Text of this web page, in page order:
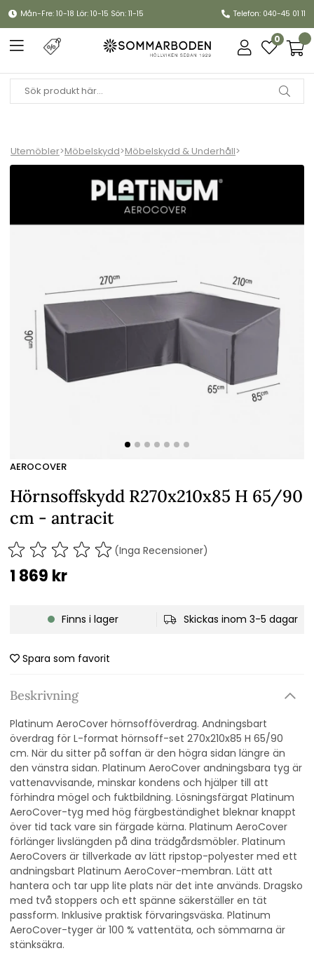
Mån-Fre: 10-18 Lör: 10-15 Sön: 11-15 Telefon: 040-45 01 11
0
Utemöbler>Möbelskydd>Möbelskydd & Underhåll>
AEROCOVER
Hörnsoffskydd R270x210x85 H 65/90
cm - antracit
(Inga Recensioner)
1 869 kr
Finns i lager Skickas inom 3-5 dagar
Spara som favorit
Beskrivning
Platinum AeroCover hörnsofföverdrag. Andningsbart
överdrag för L-format hörnsoff-set 270x210x85 H 65/90
cm. När du sitter på soffan är den högra sidan längre än
den vänstra sidan. Platinum AeroCover andningsbara tyg är
vattenavvisande, minskar kondens och hjälper till att
förhindra mögel och fuktbildning. Lösningsfärgat Platinum
AeroCover-tyg med hög färgbeständighet bleknar knappt
över tid tack vare sin färgade kärna. Platinum AeroCover
förlänger livslängden på dina trädgårdsmöbler. Platinum
AeroCovers är tillverkade av lätt ripstop-polyester med ett
andningsbart Platinum AeroCover-membran. Lätt att
hantera och tar upp lite plats när det inte används. Dragsko
med två stoppers och ett spänne säkerställer en tät
passform. Inklusive praktisk förvaringsväska. Platinum
AeroCover-tyger är 100 % vattentäta, och sömmarna är
stänksäkra.